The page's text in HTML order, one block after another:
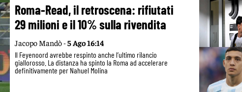
Roma-Read, il retroscena: rifiutati
29 milioni e il 10% sulla rivendita
Jacopo Mandò -5 Ago 16:14
Il Feyenoord avrebbe respinto anche l’ultimo rilancio
giallorosso. La distanza ha spinto la Roma ad accelerare
definitivamente per Nahuel Molina